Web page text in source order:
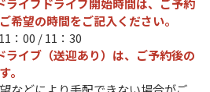
希望の時間をご記入ください。
：00 / 11：30
イブ（送迎あり）は、ご予約後の
。